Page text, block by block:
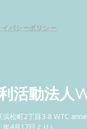
イバシーポリシー
活動法人
松町2丁目3-8 WTC
年4月17日より）